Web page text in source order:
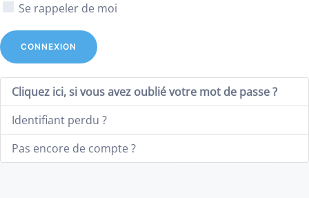
Se rappeler de moi
CONNEXION
Cliquez ici, si vous avez oublié votre mot de passe ?
Identifiant perdu ?
Pas encore de compte ?